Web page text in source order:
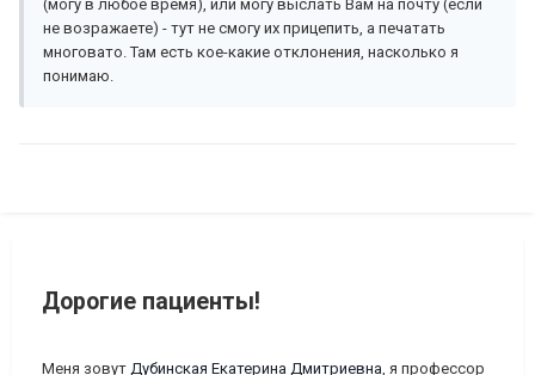
(могу в любое время), или могу выслать Вам на почту (если
не возражаете) - тут не смогу их прицепить, а печатать
многовато. Там есть кое-какие отклонения, насколько я
понимаю.
Дорогие пациенты!
Меня зовут Дубинская Екатерина Дмитриевна, я профессор